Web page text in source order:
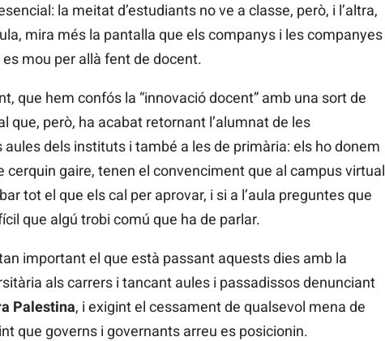
la meitat d’estudiants no ve a classe, però, i l’altra,
mira més la pantalla que els companys i les companyes
mou per allà fent de docent.
que hem confós la “innovació docent” amb una sort de
que, però, ha acabat retornant l’alumnat de les
aules dels instituts i també a les de primària: els ho donem
cerquin gaire, tenen el convenciment que al campus virtual
tot el que els cal per aprovar, i si a l’aula preguntes que
que algú trobi comú que ha de parlar.
important el que està passant aquests dies amb la
als carrers i tancant aules i passadissos denunciant
Palestina, i exigint el cessament de qualsevol mena de
que governs i governants arreu es posicionin.